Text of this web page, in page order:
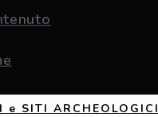
e SITI ARCHEOLOGICI